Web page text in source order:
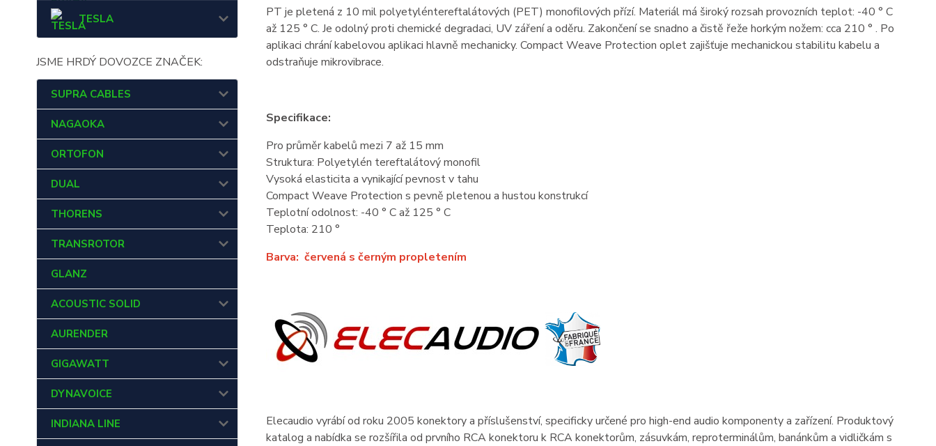
TESLA
JSME HRDÝ DOVOZCE ZNAČEK:
SUPRA CABLES
NAGAOKA
ORTOFON
DUAL
THORENS
TRANSROTOR
GLANZ
ACOUSTIC SOLID
AURENDER
GIGAWATT
DYNAVOICE
INDIANA LINE
PT je pletená z 10 mil polyetyléntereftalátových (PET) monofilových přízí. Materiál má široký rozsah provozních teplot: -40 ° C
až 125 ° C. Je odolný proti chemické degradaci, UV záření a oděru. Zakončení se snadno a čistě řeže horkým nožem: cca 210 ° . Po
aplikaci chrání kabelovou aplikaci hlavně mechanicky. Compact Weave Protection oplet zajišťuje mechanickou stabilitu kabelu a
odstraňuje mikrovibrace.
Specifikace:
Pro průměr kabelů mezi 7 až 15 mm
Struktura: Polyetylén tereftalátový monofil
Vysoká elasticita a vynikající pevnost v tahu
Compact Weave Protection s pevně pletenou a hustou konstrukcí
Teplotní odolnost: -40 ° C až 125 ° C
Teplota: 210 °
Barva: červená s černým propletením
Elecaudio vyrábí od roku 2005 konektory a příslušenství, specificky určené pro high-end audio komponenty a zařízení. Produktový
katalog a nabídka se rozšířila od prvního RCA konektoru k RCA konektorům, zásuvkám, reproterminálům, banánkům a vidličkám s